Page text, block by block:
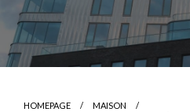
HOMEPAGE
MAISON